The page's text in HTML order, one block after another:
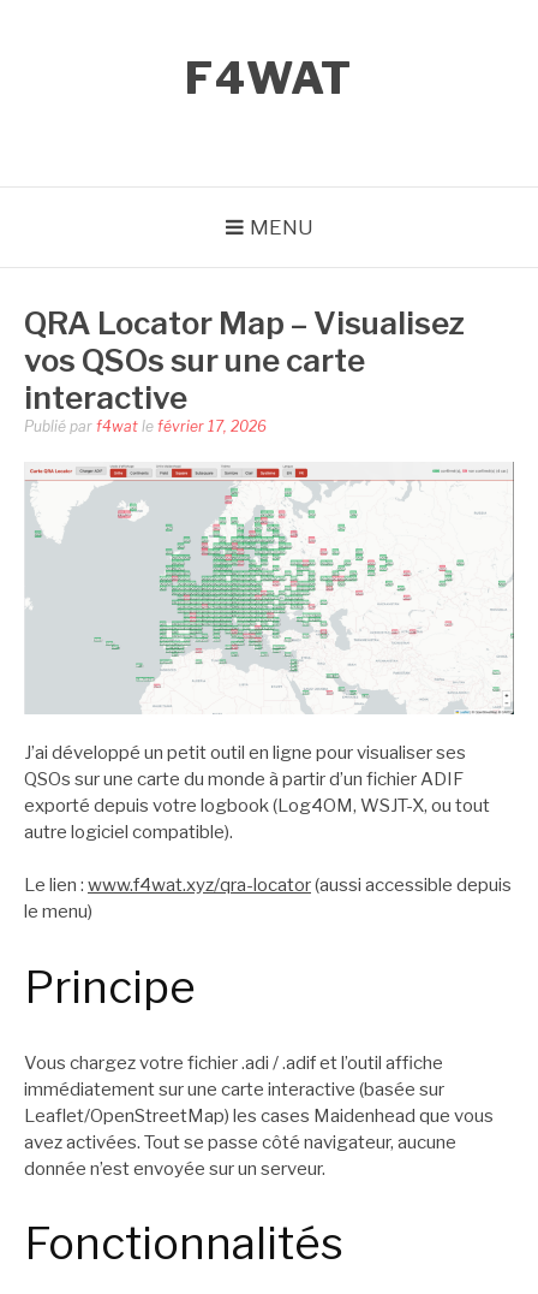
F4WAT
MENU
QRA Locator Map – Visualisez
vos QSOs sur une carte
interactive
Publié par f4wat le février 17, 2026
J’ai développé un petit outil en ligne pour visualiser ses
QSOs sur une carte du monde à partir d’un fichier ADIF
exporté depuis votre logbook (Log4OM, WSJT-X, ou tout
autre logiciel compatible).
Le lien : www.f4wat.xyz/qra-locator(aussi accessible depuis
le menu)
Principe
Vous chargez votre fichier .adi / .adif et l’outil affiche
immédiatement sur une carte interactive (basée sur
Leaflet/OpenStreetMap) les cases Maidenhead que vous
avez activées. Tout se passe côté navigateur, aucune
donnée n’est envoyée sur un serveur.
Fonctionnalités